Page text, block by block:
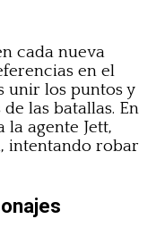
cada nueva
en el
unir los puntos y
las batallas. En
la agente Jett,
intentando robar